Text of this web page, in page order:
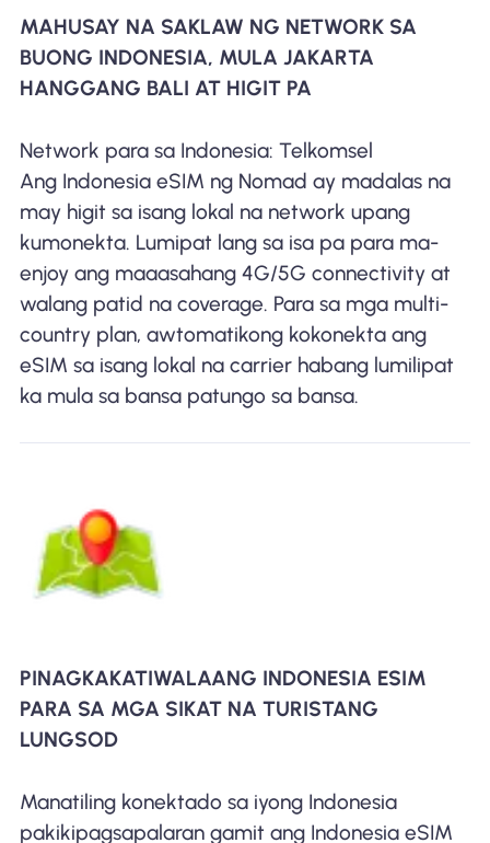
MAHUSAY NA SAKLAW NG NETWORK SA
BUONG INDONESIA, MULA JAKARTA
HANGGANG BALI AT HIGIT PA
Network para sa Indonesia: Telkomsel
Ang Indonesia eSIM ng Nomad ay madalas na
may higit sa isang lokal na network upang
kumonekta. Lumipat lang sa isa pa para ma-
enjoy ang maaasahang 4G/5G connectivity at
walang patid na coverage. Para sa mga multi-
country plan, awtomatikong kokonekta ang
eSIM sa isang lokal na carrier habang lumilipat
ka mula sa bansa patungo sa bansa.
PINAGKAKATIWALAANG INDONESIA ESIM
PARA SA MGA SIKAT NA TURISTANG
LUNGSOD
Manatiling konektado sa iyong Indonesia
pakikipagsapalaran gamit ang Indonesia eSIM